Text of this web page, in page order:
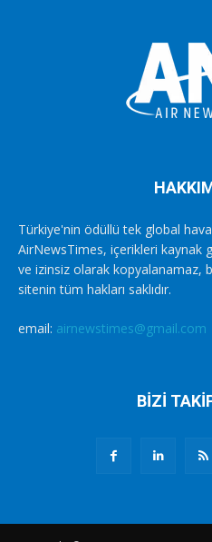
Türkiye'nin ödüllü tek global
AirNewsTimes, içerikleri kaynak
ve izinsiz olarak kopyalanamaz,
sitenin tüm hakları saklıdır.
email: airnewstimes@gmail.com
BİZİ